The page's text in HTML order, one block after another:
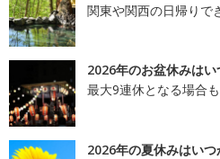
関東や関西の日帰りで
2026年のお盆休みはい
最大9連休となる場合
2026年の夏休みはいつ